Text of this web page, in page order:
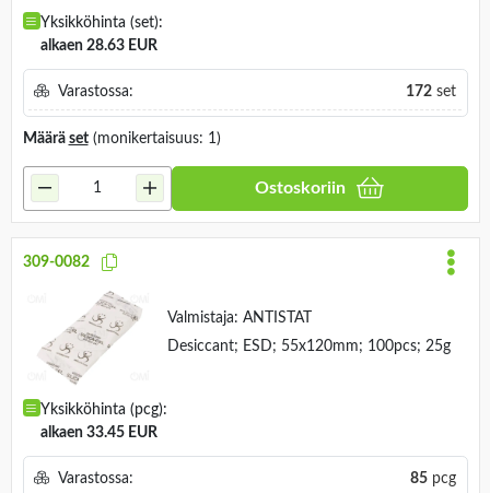
Yksikköhinta (set):
alkaen 28.63 EUR
Varastossa: 172set
Määrä set(monikertaisuus: 1)
Ostoskoriin
309-0082
Valmistaja: ANTISTAT
Desiccant; ESD; 55x120mm; 100pcs; 25g
Yksikköhinta (pcg):
alkaen 33.45 EUR
Varastossa: 85pcg